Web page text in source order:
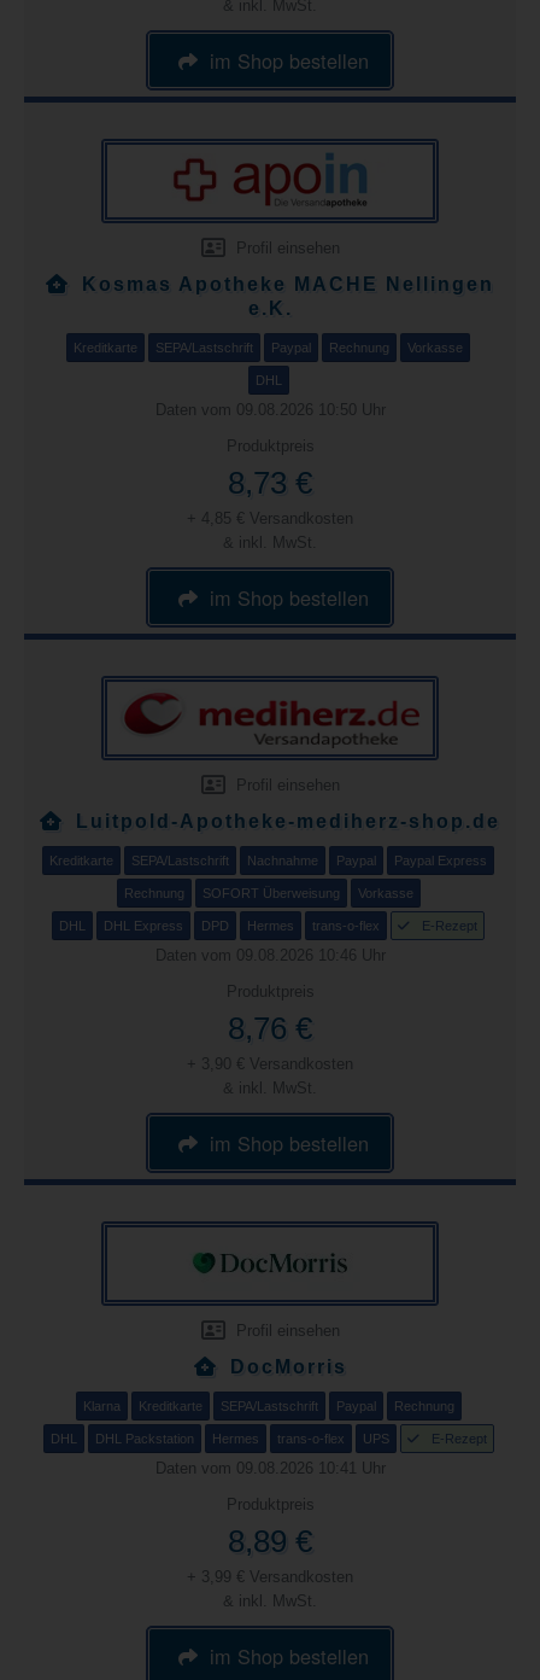
& inkl. MwSt.
im Shop bestellen
Profil einsehen
Kosmas Apotheke MACHE Nellingen
e.K.
Kreditkarte SEPA/Lastschrift Paypal Rechnung Vorkasse
DHL
Daten vom 09.08.2026 10:50 Uhr
Produktpreis
8,73 €
+ 4,85 € Versandkosten
& inkl. MwSt.
im Shop bestellen
Profil einsehen
Luitpold-Apotheke-mediherz-shop.de
Kreditkarte SEPA/Lastschrift Nachnahme Paypal Paypal Express
Rechnung SOFORT Überweisung Vorkasse
DHL DHL Express DPD Hermes trans-o-flex E-Rezept
Daten vom 09.08.2026 10:46 Uhr
Produktpreis
8,76 €
+ 3,90 € Versandkosten
& inkl. MwSt.
im Shop bestellen
Profil einsehen
DocMorris
Klarna Kreditkarte SEPA/Lastschrift Paypal Rechnung
DHL DHL Packstation Hermes trans-o-flex UPS E-Rezept
Daten vom 09.08.2026 10:41 Uhr
Produktpreis
8,89 €
+ 3,99 € Versandkosten
& inkl. MwSt.
im Shop bestellen